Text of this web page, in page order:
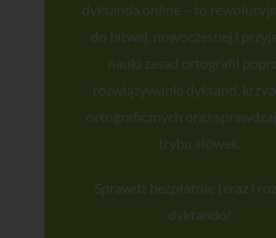
dyktanda.online – to
do łatwej, nowoczesnej i
nauki zasad ortografii
rozwiązywanie dyktand,
ortograficznych oraz
trybu słówek.
Sprawdź bezpłatnie teraz i
dyktando!